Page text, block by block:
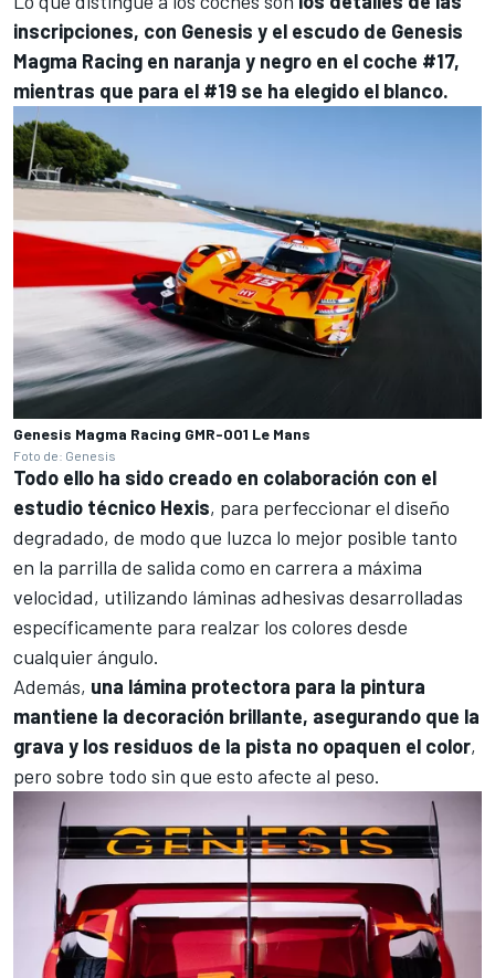
inscripciones, con Genesis y el escudo de Genesis
Magma Racing en naranja y negro en el coche #17,
mientras que para el #19 se ha elegido el blanco.
Genesis Magma Racing GMR-001 Le Mans
Foto de: Genesis
Todo ello ha sido creado en colaboración con el
estudio técnico Hexis, para perfeccionar el diseño
degradado, de modo que luzca lo mejor posible tanto
en la parrilla de salida como en carrera a máxima
velocidad, utilizando láminas adhesivas desarrolladas
específicamente para realzar los colores desde
cualquier ángulo.
Además, una lámina protectora para la pintura
mantiene la decoración brillante, asegurando que la
grava y los residuos de la pista no opaquen el color,
pero sobre todo sin que esto afecte al peso.